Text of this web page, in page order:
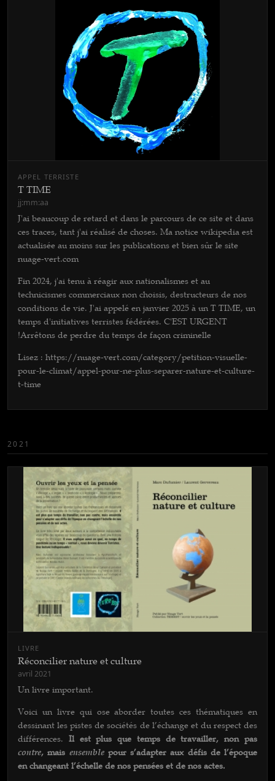
APPEL TERRISTE
T TIME
jj:mm:aa
J'ai beaucoup de retard et dans le parcours de ce site et dans
ces traces, tant j'ai réalisé de choses. Ma notice wikipedia est
actualisée au moins sur les publications et bien sûr le site
nuage-vert.com
Fin 2024, j'ai tenu à réagir aux nationalismes et au
technicismes commerciaux non choisis, destructeurs de nos
conditions de vie. J'ai appelé en janvier 2025 à un T TIME, un
temps d'initiatives terristes fédérées. C'EST URGENT
!Arrêtons de perdre du temps de façon criminelle
Lisez : https://nuage-vert.com/category/petition-visuelle-
pour-le-climat/appel-pour-ne-plus-separer-nature-et-culture-
t-time
2021
LIVRE
Réconcilier nature et culture
avril 2021
Un livre important.
Voici un livre qui ose aborder toutes ces thématiques en
dessinant les pistes de sociétés de l’échange et du respect des
différences. Il est plus que temps de travailler, non pas
contre, mais ensemble pour s’adapter aux défis de l’époque
en changeant l’échelle de nos pensées et de nos actes.